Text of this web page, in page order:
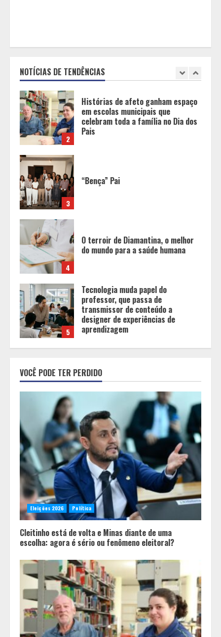
NOTÍCIAS DE TENDÊNCIAS
2
em escolas municipais que
Pais
3
“Bença” Pai
4
O terroir de Diamantina, o melhor
do mundo para a saúde humana
5
professor, que passa de
transmissor de conteúdo a
designer de experiências de
1
Cleitinho está de volta e Minas
diante de uma escolha: agora é
sério ou fenômeno eleitoral?
2
em escolas municipais que
celebram toda a família no Dia dos
Pais
3
“Bença” Pai
O terroir de Diamantina, o melhor
do mundo para a saúde humana
VOCÊ PODE TER PERDIDO
Eleições 2026 Política
Cleitinho está de volta e Minas diante de uma
escolha: agora é sério ou fenômeno eleitoral?